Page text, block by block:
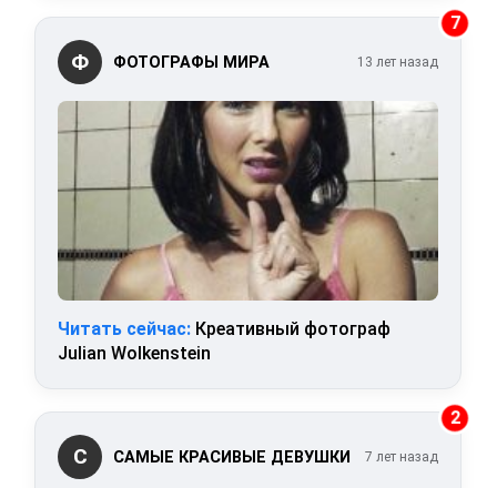
7
Ф ФОТОГРАФЫ МИРА 13 лет назад
Читать сейчас: Креативный фотограф
Julian Wolkenstein
2
С САМЫЕ КРАСИВЫЕ ДЕВУШКИ 7 лет назад